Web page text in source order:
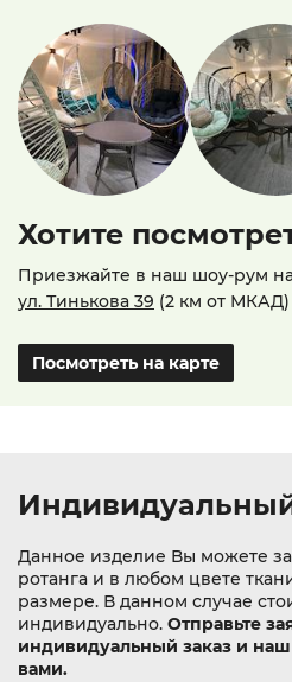
Хотите
Приезжайте в наш шоу-рум
ул. Тинькова 39 (2 км от МКАД)
Посмотреть на карте
Данное изделие Вы можете
ротанга и в любом цвете
размере. В данном случае
индивидуально. Отправьте
индивидуальный заказ и
вами.